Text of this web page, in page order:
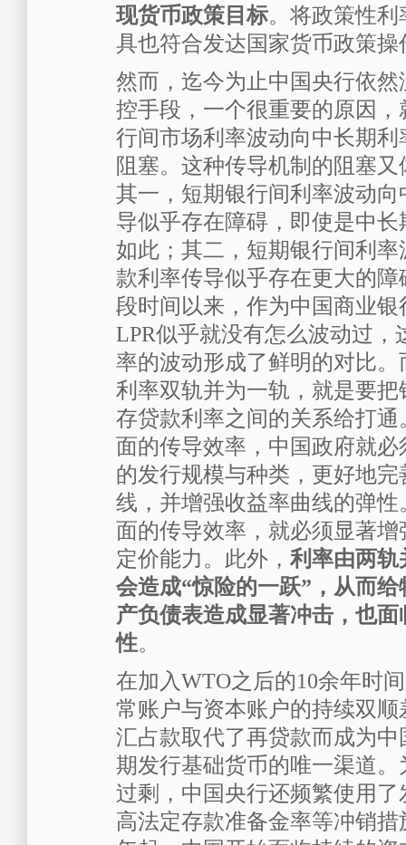
现货币政策目标。将政策性
具也符合发达国家货币政策操
然而，迄今为止中国央行依
控手段，一个很重要的原因
行间市场利率波动向中长期
阻塞。这种传导机制的阻塞
其一，短期银行间利率波动
导似乎存在障碍，即使是中
如此；其二，短期银行间利
款利率传导似乎存在更大的
段时间以来，作为中国商业
LPR似乎就没有怎么波动过，
率的波动形成了鲜明的对比
利率双轨并为一轨，就是要
存贷款利率之间的关系给打
面的传导效率，中国政府就
的发行规模与种类，更好地
线，并增强收益率曲线的弹
面的传导效率，就必须显著
定价能力。此外， 利率由两轨
会造成“惊险的一跃”，从而
产负债表造成显著冲击，也
性。
在加入WTO之后的10余年时
常账户与资本账户的持续双
汇占款取代了再贷款而成为中
期发行基础货币的唯一渠道
过剩，中国央行还频繁使用
高法定存款准备金率等冲销措